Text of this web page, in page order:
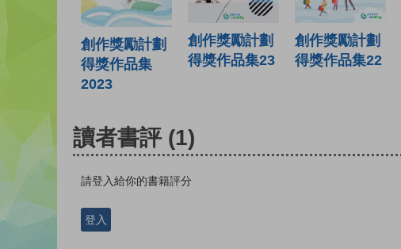
創作獎勵計劃
得獎作品集
2023
創作獎勵計劃
得獎作品集23
創作獎勵計劃
得獎作品集22
讀者書評 (1)
請登入給你的書籍評分
登入